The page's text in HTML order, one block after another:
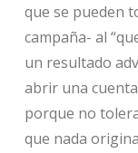
que se pueden
campaña- al
un resultado
abrir una
porque no
que nada